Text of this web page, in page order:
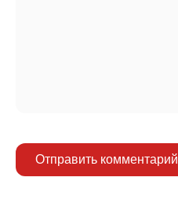
Отправить комментарий